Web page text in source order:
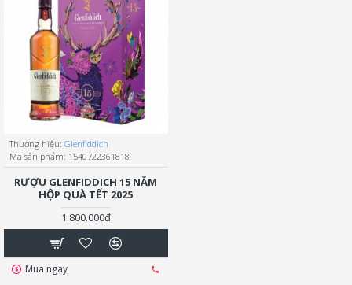
Thương hiệu: Glenfiddich
Mã sản phẩm: 1540722361818
RƯỢU GLENFIDDICH 15 NĂM
HỘP QUÀ TẾT 2025
1.800.000đ
Mua ngay